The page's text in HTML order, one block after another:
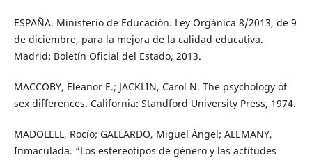
ESPAÑA. Ministerio de Educación. Ley Orgánica 8/2013, de 9
de diciembre, para la mejora de la calidad educativa.
Madrid: Boletín Oficial del Estado, 2013.
MACCOBY, Eleanor E.; JACKLIN, Carol N. The psychology of
sex differences. California: Standford University Press, 1974.
MADOLELL, Rocío; GALLARDO, Miguel Ángel; ALEMANY,
Inmaculada. “Los estereotipos de género y las actitudes